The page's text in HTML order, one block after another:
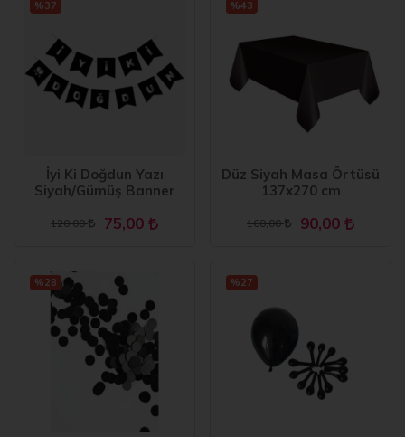
İyi Ki Doğdun Yazı
Siyah/Gümüş Banner
120,00 75,00
%37
Düz Siyah Masa Örtüsü
137x270 cm
160,00 90,00
%43
%28 %27